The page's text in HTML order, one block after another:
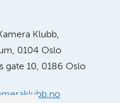
Klubb,
0104 Oslo
gate 10, 0186 Oslo